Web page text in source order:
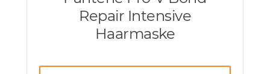
Repair Intensive
Haarmaske